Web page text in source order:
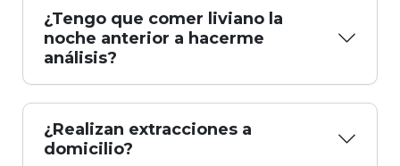
¿Tengo que comer liviano la
noche anterior a hacerme
análisis?
¿Realizan extracciones a
domicilio?